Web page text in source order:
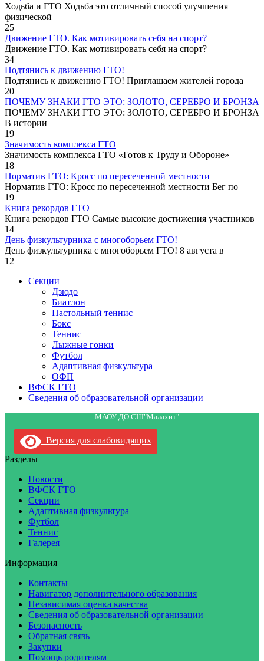
Ходьба и ГТО Ходьба это отличный способ улучшения
физической
25
Движение ГТО. Как мотивировать себя на спорт?️
Движение ГТО. Как мотивировать себя на спорт?
34
Подтянись к движению ГТО!
Подтянись к движению ГТО! Приглашаем жителей города
20
ПОЧЕМУ ЗНАКИ ГТО ЭТО: ЗОЛОТО, СЕРЕБРО И БРОНЗА
ПОЧЕМУ ЗНАКИ ГТО ЭТО: ЗОЛОТО, СЕРЕБРО И БРОНЗА
В истории
19
Значимость комплекса ГТО
Значимость комплекса ГТО «Готов к Труду и Обороне»
18
Норматив ГТО: Кросс по пересеченной местности
Норматив ГТО: Кросс по пересеченной местности Бег по
19
Книга рекордов ГТО
Книга рекордов ГТО Самые высокие достижения участников
14
День физкультурника с многоборьем ГТО!
День физкультурника с многоборьем ГТО! 8 августа в
12
Секции
Дзюдо
Биатлон
Настольный теннис
Бокс
Теннис
Лыжные гонки
Футбол
Адаптивная физкультура
ОФП
ВФСК ГТО
Сведения об образовательной организации
МАОУ ДО СШ"Малахит"
Версия для слабовидящих
Разделы
Новости
ВФСК ГТО
Секции
Адаптивная физкультура
Футбол
Теннис
Галерея
Информация
Контакты
Навигатор дополнительного образования
Независимая оценка качества
Сведения об образовательной организации
Безопасность
Обратная связь
Закупки
Помощь родителям